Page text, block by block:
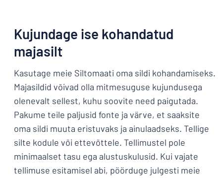
Kujundage ise kohandatud
majasilt
Kasutage meie Siltomaati oma sildi kohandamiseks.
Majasildid võivad olla mitmesuguse kujundusega
olenevalt sellest, kuhu soovite need paigutada.
Pakume teile paljusid fonte ja värve, et saaksite
oma sildi muuta eristuvaks ja ainulaadseks. Tellige
silte kodule või ettevõttele. Tellimustel pole
minimaalset tasu ega alustuskulusid. Kui vajate
tellimuse esitamisel abi, pöörduge julgesti meie